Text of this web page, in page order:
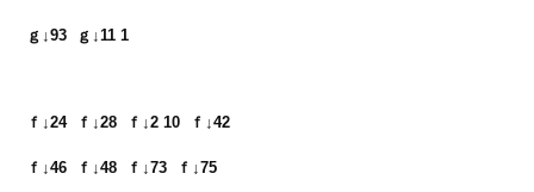
ｇ↓93  ｇ↓11 1
ｆ↓24  ｆ↓28  ｆ↓2 10  ｆ↓42
ｆ↓46  ｆ↓48  ｆ↓73  ｆ↓75